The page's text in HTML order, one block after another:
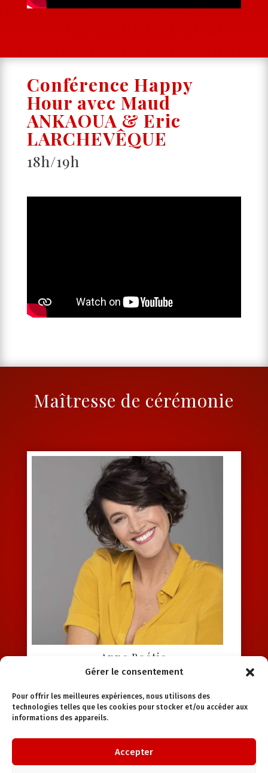
Gérer le consentement
Pour offrir les meilleures expériences, nous utilisons des
technologies telles que les cookies pour stocker et/ou accéder aux
informations des appareils.
Accepter
Conférence Happy
Hour avec Maud
ANKAOUA & Eric
LARCHEVÊQUE
18h/19h
Maîtresse de cérémonie
Anne Boétie
Animatrice TV/Radio